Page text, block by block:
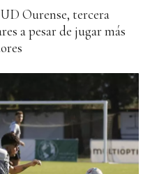
Ourense, tercera
a pesar de jugar más